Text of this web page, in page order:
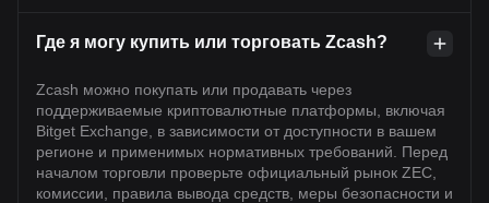
Где я могу купить или торговать Zcash?
Zcash можно покупать или продавать через
поддерживаемые криптовалютные платформы, включая
Bitget Exchange, в зависимости от доступности в вашем
регионе и применимых нормативных требований. Перед
началом торговли проверьте официальный рынок ZEC,
комиссии, правила вывода средств, меры безопасности и